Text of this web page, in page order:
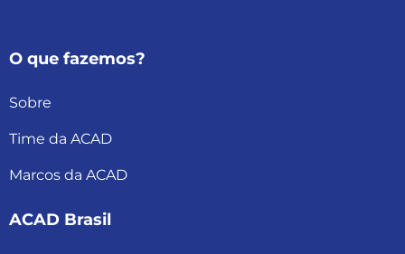
O que fazemos?
Sobre
Time da ACAD
Marcos da ACAD
ACAD Brasil